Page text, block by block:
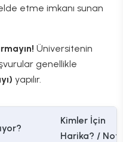
etme imkanı sunan
Üniversitenin
genellikle
yapılır.
Kimler İçin
Harika? /